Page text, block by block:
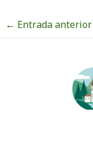
← Entrada anterior